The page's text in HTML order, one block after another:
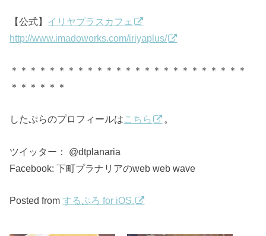
【公式】 イリヤプラスカフェ
http://www.imadoworks.com/iriyaplus/
＊＊＊＊＊＊＊＊＊＊＊＊＊＊＊＊＊＊＊＊＊＊＊＊＊
＊＊＊＊＊＊
したぷらのプロフィールはこちら 。
ツイッター： @dtplanaria
Facebook: 下町プラナリアのweb web wave
Posted fromするぷろ for iOS.